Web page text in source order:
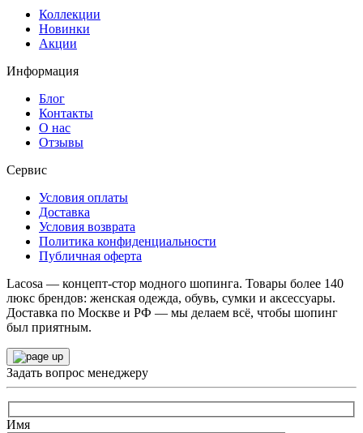
Коллекции
Новинки
Акции
Информация
Блог
Контакты
О нас
Отзывы
Сервис
Условия оплаты
Доставка
Условия возврата
Политика конфиденциальности
Публичная оферта
Lacosa — концепт-стор модного шопинга. Товары более 140
люкс брендов: женская одежда, обувь, сумки и аксессуары.
Доставка по Москве и РФ — мы делаем всё, чтобы шопинг
был приятным.
Задать вопрос менеджеру
Имя